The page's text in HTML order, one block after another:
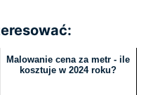
Malowanie cena za metr - ile
kosztuje w 2024 roku?